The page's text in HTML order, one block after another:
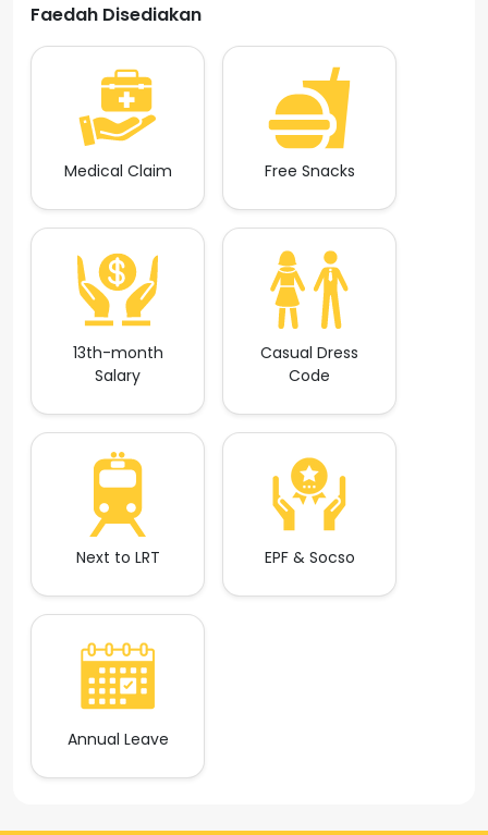
Faedah Disediakan
Medical Claim Free Snacks
13th-month
Salary
Casual Dress
Code
Next to LRT EPF & Socso
Annual Leave